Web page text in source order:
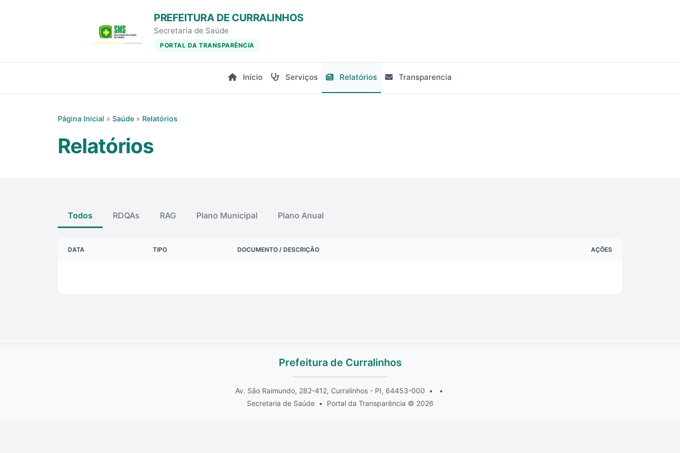
PREFEITURA DE CURRALINHOS
Secretaria de Saúde
PORTAL DA TRANSPARÊNCIA
Início Serviços Relatórios Transparencia
Página Inicial » Saúde » Relatórios
Relatórios
Todos RDQAs RAG Plano Municipal Plano Anual
DATA TIPO DOCUMENTO / DESCRIÇÃO AÇÕES
Prefeitura de Curralinhos
Av. São Raimundo, 282-412, Curralinhos - PI, 64453-000 •
•
Secretaria de Saúde • Portal da Transparência © 2026